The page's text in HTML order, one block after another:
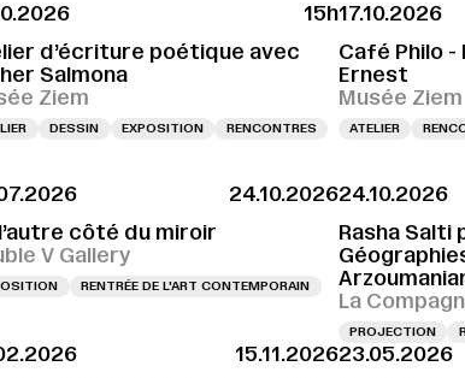
VERNISSAGE LE 10.10.2026 À 11H VERNISSAGE LE 10.10.2026 À
15h
d’écriture poétique avec
Salmona
Ziem
DESSIN EXPOSITION RENCONTRES
17.10.2026
Café Philo -
Ernest
Musée Ziem
ATELIER
24.10.2026
côté du miroir
V Gallery
RENTRÉE DE L'ART CONTEMPORAIN
24.10.2026
Rasha Salti
La
PROJECTION
15.11.202623.05.2026